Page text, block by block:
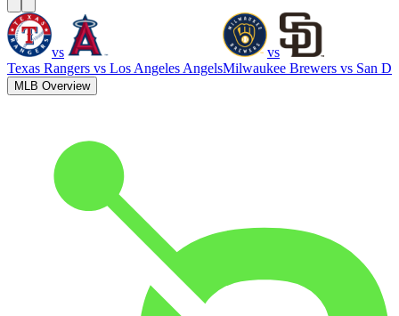
vs
Texas Rangers vs Los Angeles Angels
vs
Milwaukee Brewers vs San
MLB Overview